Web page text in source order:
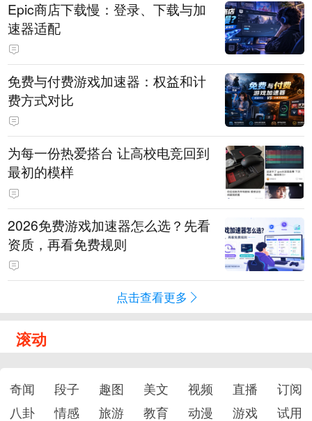
Epic商店下载慢：登录、下载与加
速器适配
免费与付费游戏加速器：权益和计
费方式对比
为每一份热爱搭台 让高校电竞回到
最初的模样
2026免费游戏加速器怎么选？先看
资质，再看免费规则
点击查看更多
滚动
奇闻 段子 趣图 美文 视频 直播
订阅
八卦
情感 旅游 教育 动漫 游戏 试用